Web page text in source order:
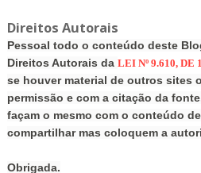
Direitos Autorais
Pessoal todo o conteúdo deste
Direitos Autorais da LEI Nº 9.610, DE
se houver material de outros sites
permissão e com a citação da
façam o mesmo com o conteúdo
compartilhar mas coloquem a
Obrigada.